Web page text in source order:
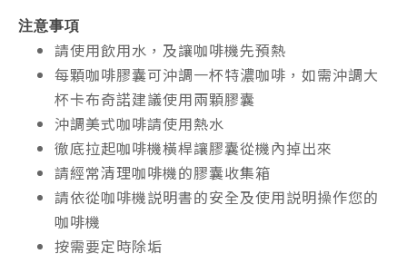
注意事項
請使用飲用水，及讓咖啡機先預熱
每顆咖啡膠囊可沖調一杯特濃咖啡，如需沖調大
杯卡布奇諾建議使用兩顆膠囊
沖調美式咖啡請使用熱水
徹底拉起咖啡機橫桿讓膠囊從機內掉出來
請經常清理咖啡機的膠囊收集箱
請依從咖啡機説明書的安全及使用説明操作您的
咖啡機
按需要定時除垢